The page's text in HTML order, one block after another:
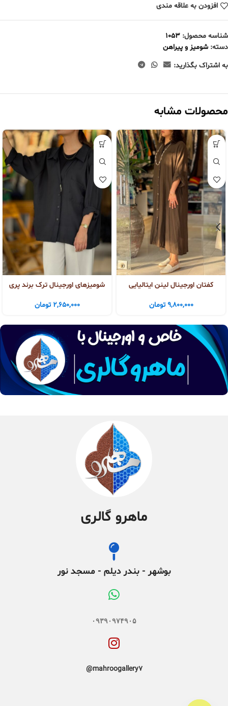
افزودن به علاقه مندی
شناسه محصول: 1053
دسته: شومیز و پیراهن
به اشتراک بگذارید:
محصولات مشابه
کفتان اورجینال لینن ایتالیایی
9,800,000 تومان
شومیزهای اورجینال ترک برند پری
2,650,000 تومان
ماهرو گالری
بوشهر - بندر دیلم - مسجد نور
۰۹۳۹۰۹۷۴۹۰۵
mahroogallery7@